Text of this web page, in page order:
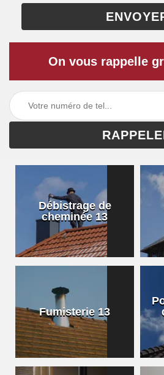
On vous rappelle
Débistrage de
cheminée 13
Fumisterie 13